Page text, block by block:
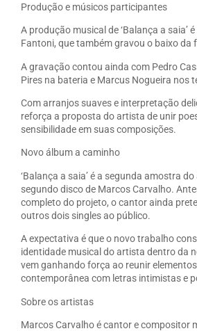
Produção e músicos participantes
A produção musical de ‘Balança a saia’
Fantoni, que também gravou o baixo da
A gravação contou ainda com Pedro
Pires na bateria e Marcus Nogueira nos
Com arranjos suaves e interpretação
reforça a proposta do artista de unir
sensibilidade em suas composições.
Novo álbum a caminho
‘Balança a saia’ é a segunda amostra do
segundo disco de Marcos Carvalho.
completo do projeto, o cantor ainda
outros dois singles ao público.
A expectativa é que o novo trabalho
identidade musical do artista dentro da
vem ganhando força ao reunir
contemporânea com letras intimistas e
Sobre os artistas
Marcos Carvalho é cantor e compositor